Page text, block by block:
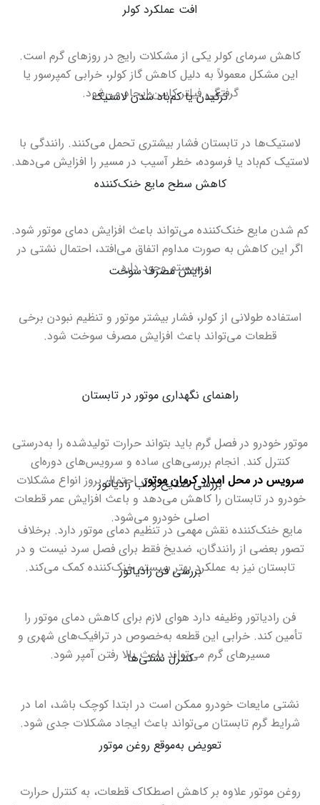
افت عملکرد کولر
کاهش سرمای کولر یکی از مشکلات رایج در روزهای گرم است.
این مشکل معمولاً به دلیل کاهش گاز کولر، خرابی کمپرسور یا
گرفتگی فیلتر کابین ایجاد می‌شود. ترکیدن یا کم‌باد شدن لاستیک
لاستیک‌ها در تابستان فشار بیشتری تحمل می‌کنند. رانندگی با
لاستیک کم‌باد یا فرسوده، خطر آسیب در مسیر را افزایش می‌دهد.
کاهش سطح مایع خنک‌کننده
کم شدن مایع خنک‌کننده می‌تواند باعث افزایش دمای موتور شود.
اگر این کاهش به صورت مداوم اتفاق می‌افتد، احتمال نشتی در
سیستم وجود دارد.
افزایش مصرف سوخت
استفاده طولانی از کولر، فشار بیشتر موتور و تنظیم نبودن برخی
قطعات می‌تواند باعث افزایش مصرف سوخت شود.
راهنمای نگهداری موتور در تابستان
موتور خودرو در فصل گرم باید بتواند حرارت تولیدشده را به‌درستی
کنترل کند. انجام بررسی‌های ساده و سرویس‌های دوره‌ای
سرویس در محل امداد کرمان موتور، احتمال بروز انواع مشکلات
خودرو در تابستان را کاهش می‌دهد و باعث افزایش عمر قطعات
اصلی خودرو می‌شود.
بررسی ضدیخ و آب رادیاتور
مایع خنک‌کننده نقش مهمی در تنظیم دمای موتور دارد. برخلاف
تصور بعضی از رانندگان، ضدیخ فقط برای فصل سرد نیست و در
تابستان نیز به عملکرد بهتر سیستم خنک‌کننده کمک می‌کند. بررسی فن رادیاتور
فن رادیاتور وظیفه دارد هوای لازم برای کاهش دمای موتور را
تأمین کند. خرابی این قطعه به‌خصوص در ترافیک‌های شهری و
مسیرهای گرم می‌تواند باعث بالا رفتن آمپر شود. کنترل نشتی‌ها
نشتی مایعات خودرو ممکن است در ابتدا کوچک باشد، اما در
شرایط گرم تابستان می‌تواند باعث ایجاد مشکلات جدی شود.
تعویض به‌موقع روغن موتور
روغن موتور علاوه بر کاهش اصطکاک قطعات، به کنترل حرارت